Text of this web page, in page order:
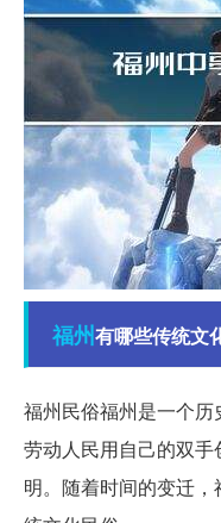
福州有哪些传统文
福州民俗福州是一个
劳动人民用自己的双
明。随着时间的变迁